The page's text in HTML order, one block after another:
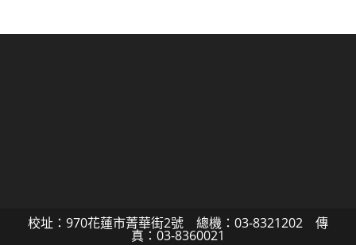
校址：970花蓮市菁華街2號 總機：03-8321202 傳
真：03-8360021